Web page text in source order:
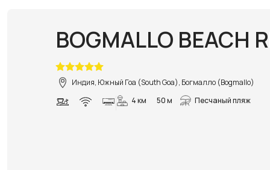
BOGMALLO BEACH
Индия, Южный Гоа (South Goa), Богмалло (Bogmallo)
4 км
50 м Песчаный пляж